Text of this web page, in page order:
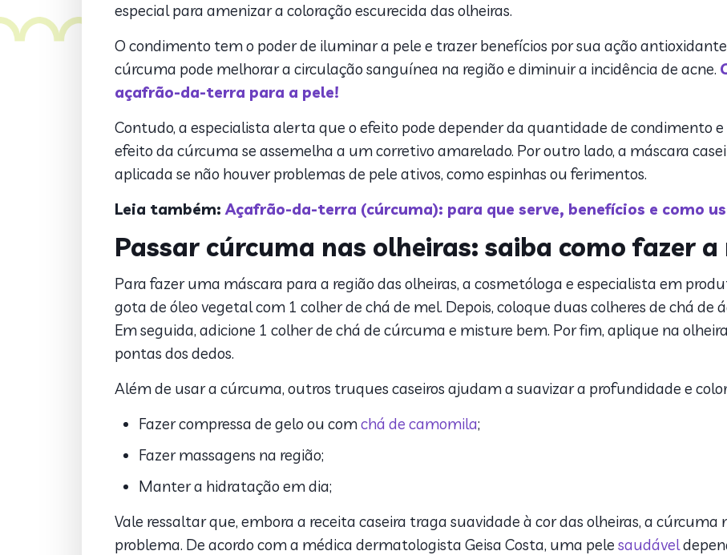
especial para amenizar a coloração escurecida das olheiras.
O condimento tem o poder de iluminar a pele e trazer benefícios por sua ação
cúrcuma pode melhorar a circulação sanguínea na região e diminuir a incidência de acne.
açafrão-da-terra para a pele!
Contudo, a especialista alerta que o efeito pode depender da quantidade de condimento
efeito da cúrcuma se assemelha a um corretivo amarelado. Por outro lado, a máscara
aplicada se não houver problemas de pele ativos, como espinhas ou ferimentos.
Leia também:Açafrão-da-terra (cúrcuma): para que serve, benefícios e como
Passar cúrcuma nas olheiras: saiba como fazer
Para fazer uma máscara para a região das olheiras, a cosmetóloga e especialista em
gota de óleo vegetal com 1 colher de chá de mel. Depois, coloque duas colheres de chá
Em seguida, adicione 1 colher de chá de cúrcuma e misture bem. Por fim, aplique na
pontas dos dedos.
Além de usar a cúrcuma, outros truques caseiros ajudam a suavizar a profundidade e
Fazer compressa de gelo ou comchá de camomila;
Fazer massagens na região;
Manter a hidratação em dia;
Vale ressaltar que, embora a receita caseira traga suavidade à cor das olheiras, a
problema. De acordo com a médica dermatologista Geisa Costa, uma pele saudável